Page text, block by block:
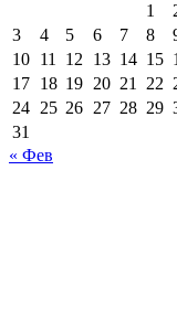
Анна:
23 августа, 2013
Они,
щенки
1
3
4 5 6 7 8
10 11 12 13 14 15
17 18 19 20 21 22
24 25 26 27 28 29
31
« Фев